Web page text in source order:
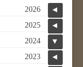
◄
2026
◄
2025
▼
2024
◄
2023